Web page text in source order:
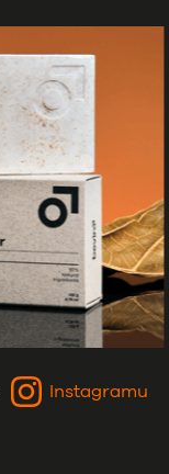
Instagramu